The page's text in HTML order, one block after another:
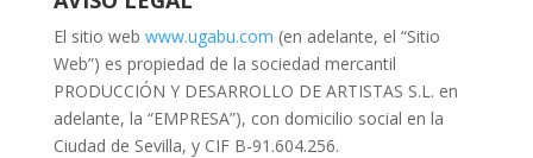
El sitio web www.ugabu.com (en adelante, el “Sitio
Web”) es propiedad de la sociedad mercantil
PRODUCCIÓN Y DESARROLLO DE ARTISTAS S.L. en
adelante, la “EMPRESA”), con domicilio social en la
Ciudad de Sevilla, y CIF B-91.604.256.